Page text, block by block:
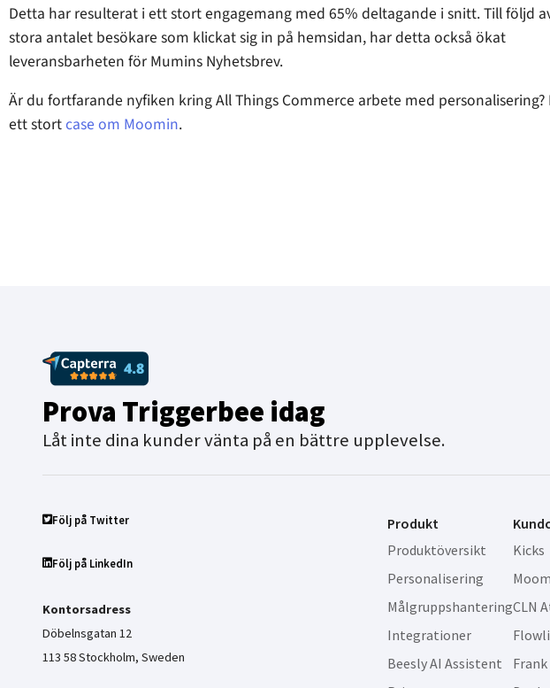
Detta har resulterat i ett stort engagemang med 65% deltagande i snitt. Till följd
stora antalet besökare som klickat sig in på hemsidan, har detta också ökat
leveransbarheten för Mumins Nyhetsbrev.
Är du fortfarande nyfiken kring All Things Commerce arbete med personalisering?
ett stortcase om Moomin.
Prova Triggerbee idag
Låt inte dina kunder vänta på en bättre upplevelse.
Följ på Twitter
Följ på LinkedIn
Kontorsadress
Döbelnsgatan 12
113 58 Stockholm, Sweden
Produkt
Produktöversikt
Personalisering
Målgruppshantering
Integrationer
Beesly AI Assistent
Kicks
CLN
Frank